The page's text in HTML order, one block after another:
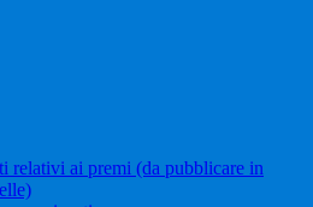
relativi ai premi (da pubblicare in